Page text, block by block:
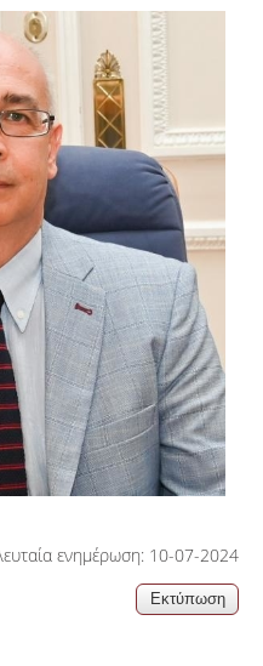
ενημέρωση: 10-07-2024